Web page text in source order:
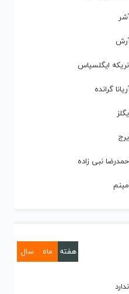
ایگلسیاس
گرانده
نبی زاده
هفته ماه سال